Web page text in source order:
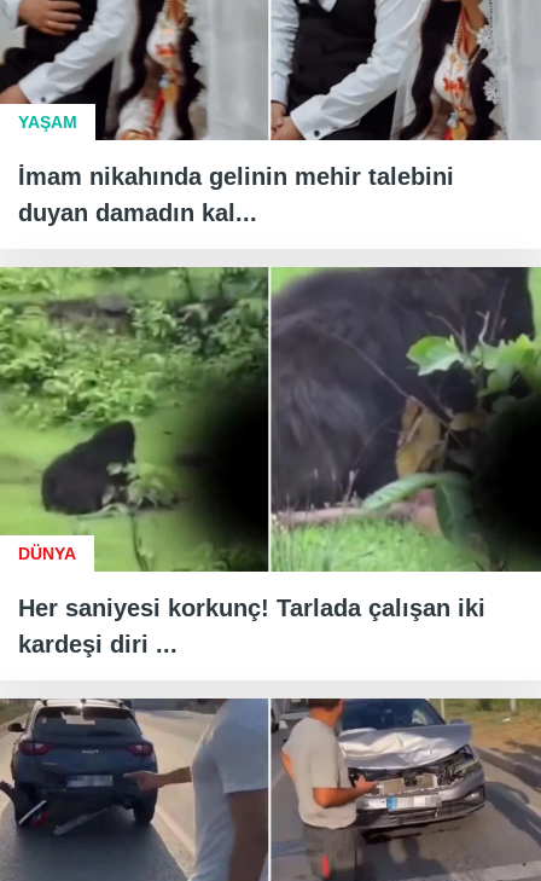
YAŞAM
İmam nikahında gelinin mehir talebini
duyan damadın kal...
DÜNYA
Her saniyesi korkunç! Tarlada çalışan iki
kardeşi diri ...